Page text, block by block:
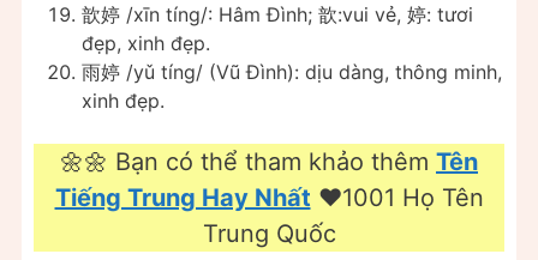
歆婷 /xīn tíng/: Hâm Đình; 歆:vui vẻ, 婷: tươi
đẹp, xinh đẹp.
雨婷 /yǔ tíng/ (Vũ Đình): dịu dàng, thông minh,
xinh đẹp.
🌼🌼 Bạn có thể tham khảo thêm Tên
Tiếng Trung Hay Nhất ❤️️1001 Họ Tên
Trung Quốc